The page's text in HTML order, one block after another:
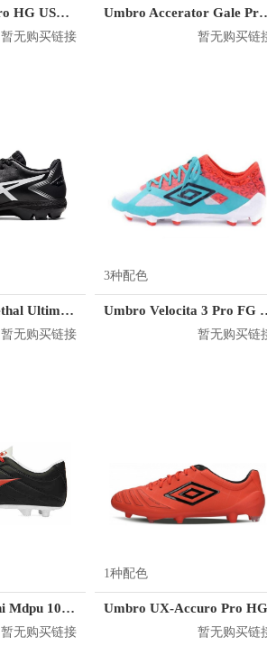
Umbro UX-1 Pro HG USA7420PYP
暂无购买链接
Umbro
暂无购买链
Asics/亚瑟士 Lethal Ultimate FF 足球鞋
暂无购买链接
3种配色
Umbro
暂无购买链
Diadora Pichichi Mdpu 101.173495
暂无购买链接
1种配色
Umbro UX-Accuro Pro HG
暂无购买链